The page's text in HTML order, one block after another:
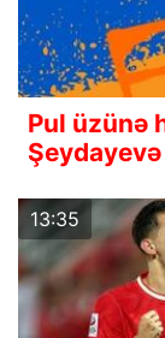
Pul üzünə
13:35